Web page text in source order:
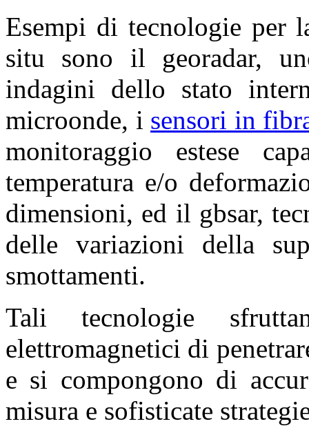
Esempi di tecnologie per
situ sono il georadar,
indagini dello stato
microonde, i sensori in
monitoraggio estese
temperatura e/o
dimensioni, ed il gbsar,
delle variazioni della
smottamenti.
Tali tecnologie
elettromagnetici di
e si compongono di
misura e sofisticate